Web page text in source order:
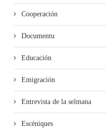
Mieres pon en marcha’l
de visites al...
Cooperación
Documentu
Educación
Emigración
Entrevista de la selmana
Escéniques